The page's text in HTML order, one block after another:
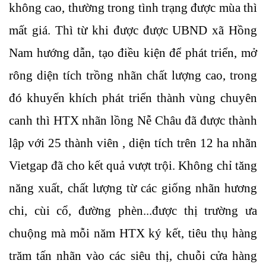
không cao, thường trong tình trạng được mùa thì
mất giá. Thì từ khi được được UBND xã Hồng
Nam hướng dẫn, tạo điều kiện để phát triển, mở
rông diện tích trồng nhãn chất lượng cao, trong
đó khuyến khích phát triển thành vùng chuyên
canh thì HTX nhãn lồng Nễ Châu đã được thành
lập với 25 thành viên , diện tích trên 12 ha nhãn
Vietgap đã cho kết quả vượt trội. Không chỉ tăng
năng xuất, chất lượng từ các giống nhãn hương
chi, cùi cổ, đường phèn...được thị trường ưa
chuộng mà mỗi năm HTX ký kết, tiêu thụ hàng
trăm tấn nhãn vào các siêu thị, chuỗi cửa hàng